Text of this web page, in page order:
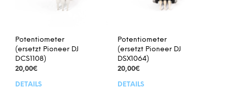
Potentiometer
(ersetzt Pioneer DJ
DCS1108)
20,00€
DETAILS
Potentiometer
(ersetzt Pioneer DJ
DSX1064)
20,00€
DETAILS